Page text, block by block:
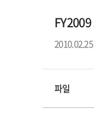
2010.02.25
파일